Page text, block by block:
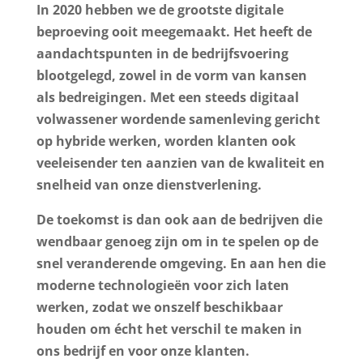
In 2020 hebben we de grootste digitale
beproeving ooit meegemaakt. Het heeft de
aandachtspunten in de bedrijfsvoering
blootgelegd, zowel in de vorm van kansen
als bedreigingen. Met een steeds digitaal
volwassener wordende samenleving gericht
op hybride werken, worden klanten ook
veeleisender ten aanzien van de kwaliteit en
snelheid van onze dienstverlening.
De toekomst is dan ook aan de bedrijven die
wendbaar genoeg zijn om in te spelen op de
snel veranderende omgeving. En aan hen die
moderne technologieën voor zich laten
werken, zodat we onszelf beschikbaar
houden om écht het verschil te maken in
ons bedrijf en voor onze klanten.